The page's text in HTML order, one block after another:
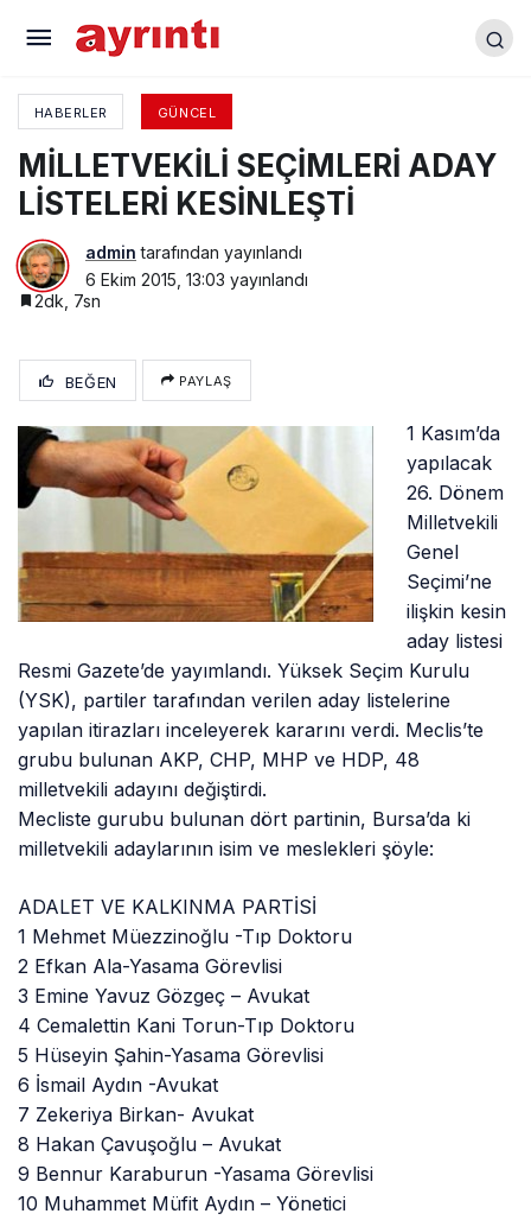
HABERLER GÜNCEL
MİLLETVEKİLİ SEÇİMLERİ ADAY
LİSTELERİ KESİNLEŞTİ
admin tarafından yayınlandı
6 Ekim 2015, 13:03 yayınlandı
2dk, 7sn
BEĞEN PAYLAŞ
1 Kasım’da
yapılacak
26. Dönem
Milletvekili
Genel
Seçimi’ne
ilişkin kesin
aday listesi
Resmi Gazete’de yayımlandı. Yüksek Seçim Kurulu
(YSK), partiler tarafından verilen aday listelerine
yapılan itirazları inceleyerek kararını verdi. Meclis’te
grubu bulunan AKP, CHP, MHP ve HDP, 48
milletvekili adayını değiştirdi.
Mecliste gurubu bulunan dört partinin, Bursa’da ki
milletvekili adaylarının isim ve meslekleri şöyle:
ADALET VE KALKINMA PARTİSİ
1 Mehmet Müezzinoğlu -Tıp Doktoru
2 Efkan Ala-Yasama Görevlisi
3 Emine Yavuz Gözgeç – Avukat
4 Cemalettin Kani Torun-Tıp Doktoru
5 Hüseyin Şahin-Yasama Görevlisi
6 İsmail Aydın -Avukat
7 Zekeriya Birkan- Avukat
8 Hakan Çavuşoğlu – Avukat
9 Bennur Karaburun -Yasama Görevlisi
10 Muhammet Müfit Aydın – Yönetici
YENİŞEHİR HAVAALANI MEMNUNİYET YARATTI